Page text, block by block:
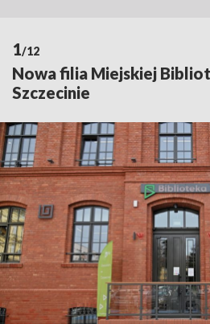
1/12
Nowa filia Miejskiej
Szczecinie